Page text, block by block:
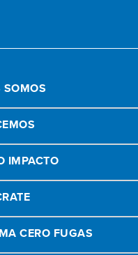
SOMOS
IMPACTO
CERO FUGAS